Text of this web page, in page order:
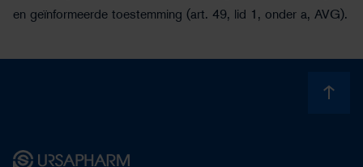
en geïnformeerde toestemming (art. 49, lid 1, onder a, AVG).